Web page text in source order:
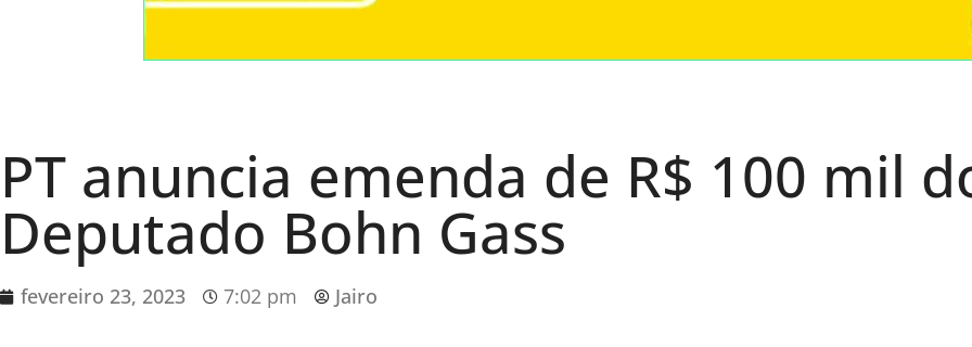
PT anuncia emenda de R$ 100 mil
Deputado Bohn Gass
fevereiro 23, 2023 7:02 pm Jairo